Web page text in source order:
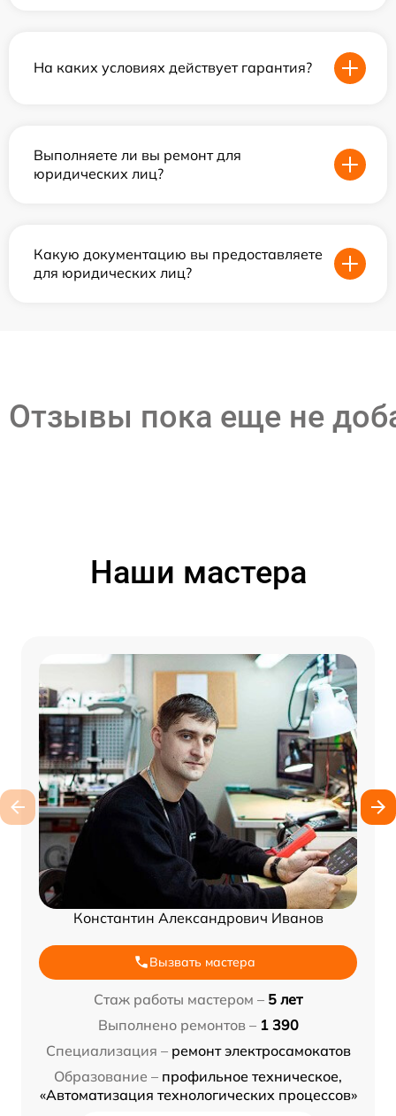
На каких условиях действует гарантия?
Выполняете ли вы ремонт для
юридических лиц?
Какую документацию вы предоставляете
для юридических лиц?
Отзывы пока еще не
Наши мастера
Константин Александрович Иванов
Вызвать мастера
Стаж работы мастером – 5 лет
Выполнено ремонтов – 1 390
Специализация – ремонт электросамокатов
Образование – профильное техническое,
«Автоматизация технологических процессов»